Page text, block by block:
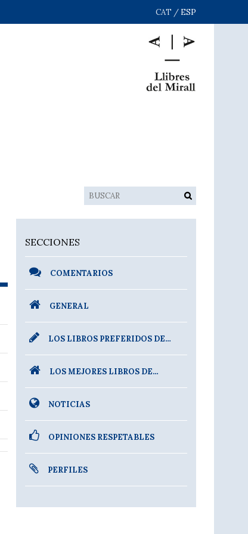
CAT / ESP
SECCIONES
COMENTARIOS
GENERAL
LOS LIBROS PREFERIDOS DE…
LOS MEJORES LIBROS DE…
NOTICIAS
OPINIONES RESPETABLES
PERFILES